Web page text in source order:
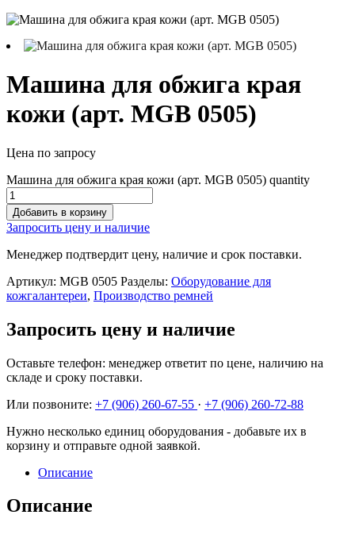
Машина для обжига края
кожи (арт. MGB 0505)
Цена по запросу
Машина для обжига края кожи (арт. MGB 0505) quantity
Добавить в корзину
Запросить цену и наличие
Менеджер подтвердит цену, наличие и срок поставки.
Артикул: MGB 0505 Разделы: Оборудование для
кожгалантереи, Производство ремней
Запросить цену и наличие
Оставьте телефон: менеджер ответит по цене, наличию на
складе и сроку поставки.
Или позвоните: +7 (906) 260-67-55 · +7 (906) 260-72-88
Нужно несколько единиц оборудования - добавьте их в
корзину и отправьте одной заявкой.
Описание
Описание